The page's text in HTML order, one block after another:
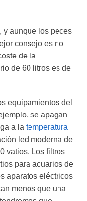
y aunque los peces
consejo es no
de la
de 60 litros es de
equipamientos del
se apagan
a la temperatura
led moderna de
vatios. Los filtros
para acuarios de
aparatos eléctricos
menos que una